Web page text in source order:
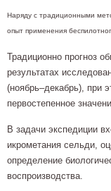
Наряду с традиционными
опыт применения
Традиционно прогноз
результатах
(ноябрь–декабрь), при
первостепенное
В задачи экспедиции
икрометания сельди,
определение
воспроизводства.